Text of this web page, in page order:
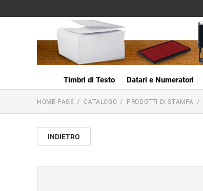
Timbri di Testo Datari e Numeratori
HOME-PAGE CATALOGO PRODOTTI DI STAMPA
INDIETRO